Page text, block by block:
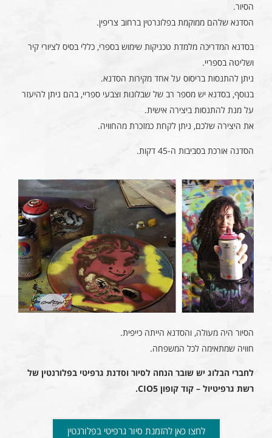
הסיור.
הסדנא שלהם ממוקמת בפלונרטין ברחוב צריפין.
בסדנא המדריכה מלמדת טכניקות שימוש בספרי, כללי בסיס לציורי קיר
ושליטה בספריי.
ניתן להתנסות בריסוס על אחד מקירות הסדנא.
בנוסף, בסדנא יש מספר רב של שבלונות וצבעי ספריי, בהם ניתן להיעזר
על מנת להתנסות ביצירה אישית.
את היצירה שלכם, ניתן לקחת כמזכרת מהחוויה.
הסדנה אורכת בסביבות ה-45 דקות.
הסיור היה מעולה, והסדנא הייתה כייפית.
חוויה שמתאימה לכל המשפחה.
לחברי הבלוג יש שובר הנחה לסיור וסדנת גרפיטי בפלורנטין של
רשת גרפיטיול – קוד קופון CIO5.
לחצו כאן להזמנת סיור גרפיטי בפלורנטין